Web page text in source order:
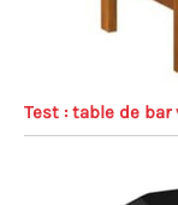
Test : table de bar